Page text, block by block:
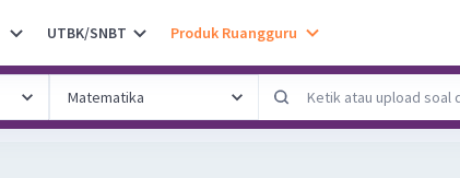
UTBK/SNBT Produk Ruangguru